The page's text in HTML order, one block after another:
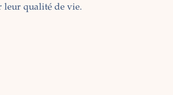
leur qualité de vie.